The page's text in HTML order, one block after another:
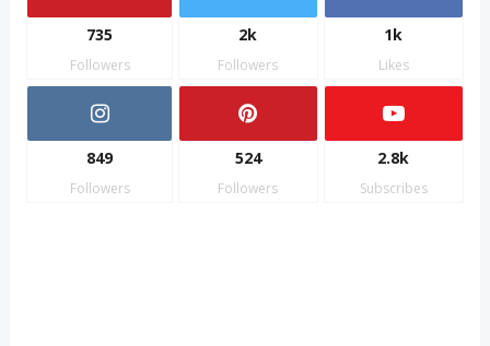
1k
Likes
2k
Followers
735
Followers
2.8k
Subscribes
524
Followers
849
Followers